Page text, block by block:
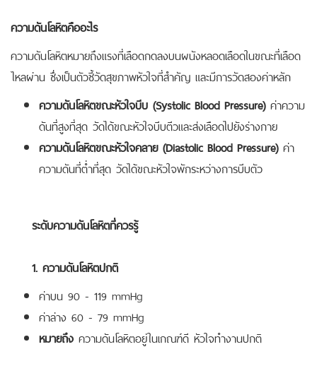
ความดันโลหิตคืออะไร
ความดันโลหิตหมายถึงแรงที่เลือดกดลงบนผนังหลอดเลือดในขณะที่เลือด
ไหลผ่าน ซึ่งเป็นตัวชี้วัดสุขภาพหัวใจที่สำคัญ และมีการวัดสองค่าหลัก
ความดันโลหิตขณะหัวใจบีบ (Systolic Blood Pressure) ค่าความ
ดันที่สูงที่สุด วัดได้ขณะหัวใจบีบตีวและส่งเลือดไปยังร่างกาย
ความดันโลหิตขณะหัวใจคลาย (Diastolic Blood Pressure) ค่า
ความดันที่ต่ำที่สุด วัดได้ขณะหัวใจพักระหว่างการบีบตัว
ระดับความดันโลหิตที่ควรรู้
1. ความดันโลหิตปกติ
ค่าบน 90 - 119 mmHg
ค่าล่าง 60 - 79 mmHg
หมายถึง ความดันโลหิตอยู่ในเกณฑ์ดี หัวใจทำงานปกติ